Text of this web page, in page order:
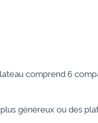
comprend 6
généreux ou des